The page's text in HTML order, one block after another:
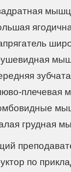
плечевая
грудная
по